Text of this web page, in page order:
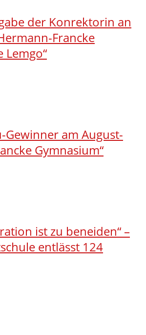
der Konrektorin an
Francke
Lemgo“
Gewinner am August-
Gymnasium“
ist zu beneiden“ –
entlässt 124